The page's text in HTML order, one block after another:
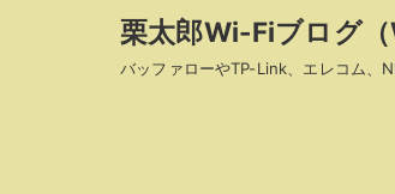
栗太郎Wi-Fiブログ（
バッファローやTP-Link、エレコム、